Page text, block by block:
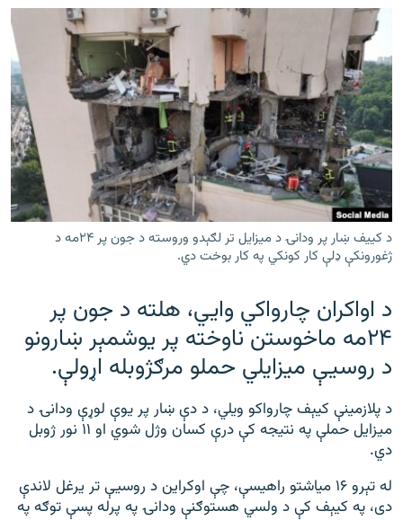
کورپاڼې
لاړ
شئ
لټون
ورشئ
نړۍ
ځانګړې مرکې، شننې
انځور او ویډیو
اوونیزې خپرونې
۱۴ ساعته راډیويي خپرونې
Gandhara
موږ وڅارئ
د ازادې اروپا راډیو ټولې ووبپاڼې
د کییف ښار پر ودانۍ د میزایل تر لګېدو وروسته د جون پر ۲۴مه د
ژغورونکې ډلې کار کونکي په کار بوخت دي.
د اواکران چارواکي وايي، هلته د جون پر
۲۴مه ماخوستن ناوخته پر يوشمېر ښارونو
د روسيې ميزايلي حملو مرګژوبله اړولې.
د پلازمينې کيېف چارواکو ويلي، د دې ښار پر يوې لوړې ودانۍ د
ميزايل حملې په نتيجه کې درې کسان وژل شوي او ۱۱ نور ژوبل
دي.
له تېرو ۱۶ مياشتو راهيسې، چې اوکراين د روسيې تر يرغل لاندې
دی، په کيېف کې د ولسي هستوګنې ودانۍ په پرله پسې توګه په